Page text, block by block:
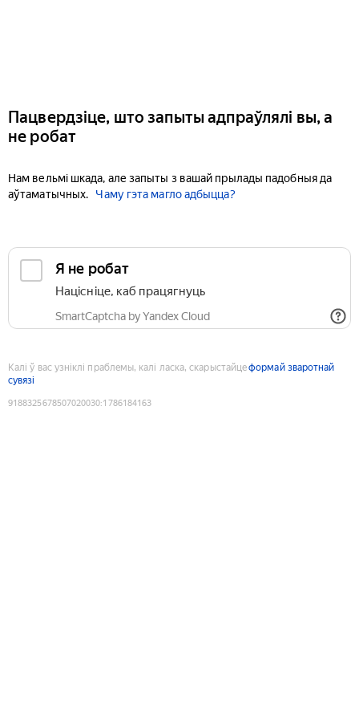
Пацвердзіце, што запыты адпраўлялі вы, а
не робат
Нам вельмі шкада, але запыты з вашай прылады падобныя да
аўтаматычных.
Чаму гэта магло адбыцца?
Я не робат
Націсніце, каб працягнуць
SmartCaptcha by Yandex Cloud
Калі ў вас узніклі праблемы, калі ласка, скарыстайцеформай зваротнай
сувязі
9188325678507020030:1786184163